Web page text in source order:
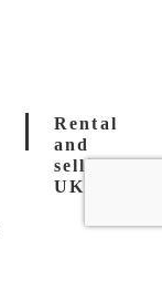
Rental
and
selling
UKEN